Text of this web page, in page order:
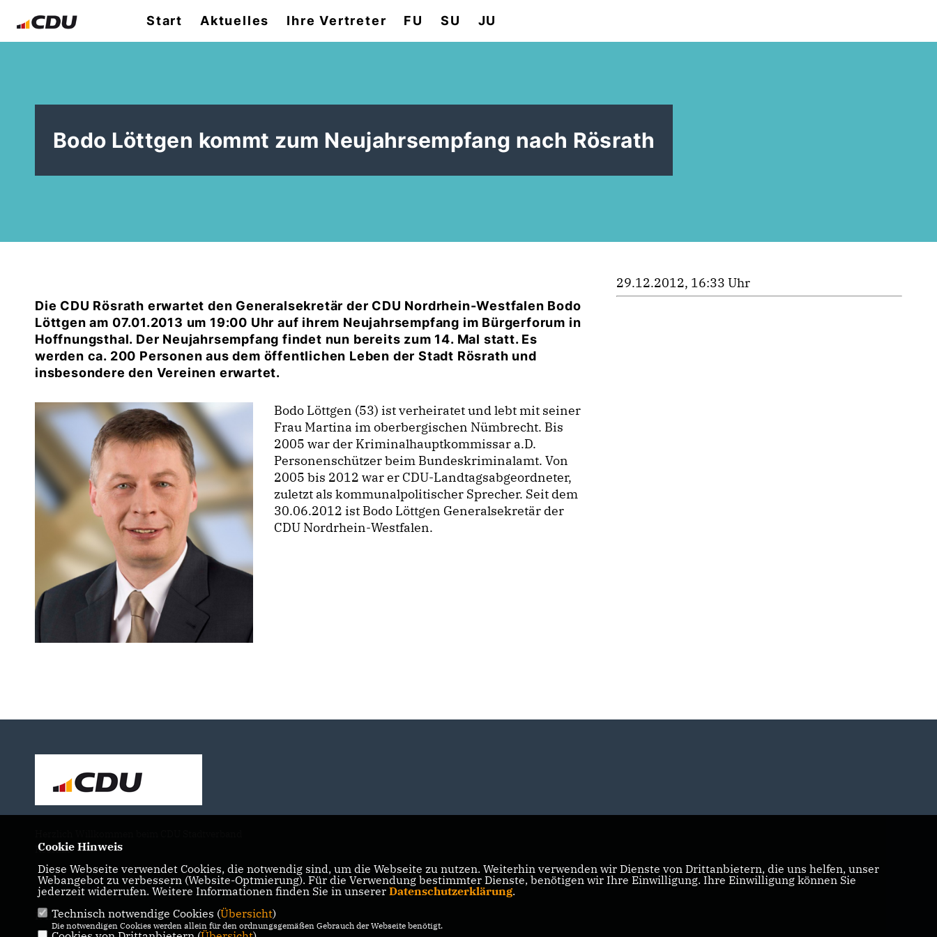
Start Aktuelles Ihre Vertreter FU SU JU
Bodo Löttgen kommt zum Neujahrsempfang nach Rösrath
Die CDU Rösrath erwartet den Generalsekretär der CDU Nordrhein-Westfalen Bodo
Löttgen am 07.01.2013 um 19:00 Uhr auf ihrem Neujahrsempfang im Bürgerforum in
Hoffnungsthal. Der Neujahrsempfang findet nun bereits zum 14. Mal statt. Es
werden ca. 200 Personen aus dem öffentlichen Leben der Stadt Rösrath und
insbesondere den Vereinen erwartet.
Bodo Löttgen (53) ist verheiratet und lebt mit seiner
Frau Martina im oberbergischen Nümbrecht. Bis
2005 war der Kriminalhauptkommissar a.D.
Personenschützer beim Bundeskriminalamt. Von
2005 bis 2012 war er CDU-Landtagsabgeordneter,
zuletzt als kommunalpolitischer Sprecher. Seit dem
30.06.2012 ist Bodo Löttgen Generalsekretär der
CDU Nordrhein-Westfalen.
29.12.2012, 16:33 Uhr
Rösrath
IMPRESSUM DATENSCHUTZ KONTAKT
Cookie Hinweis
Diese Webseite verwendet Cookies, die notwendig sind, um die Webseite zu nutzen. Weiterhin verwenden wir Dienste von Drittanbietern, die uns helfen, unser
Webangebot zu verbessern (Website-Optmierung). Für die Verwendung bestimmter Dienste, benötigen wir Ihre Einwilligung. Ihre Einwilligung können Sie
jederzeit widerrufen. Weitere Informationen finden Sie in unserer Datenschutzerklärung.
Technisch notwendige Cookies (Übersicht)
Die notwendigen Cookies werden allein für den ordnungsgemäßen Gebrauch der Webseite benötigt.